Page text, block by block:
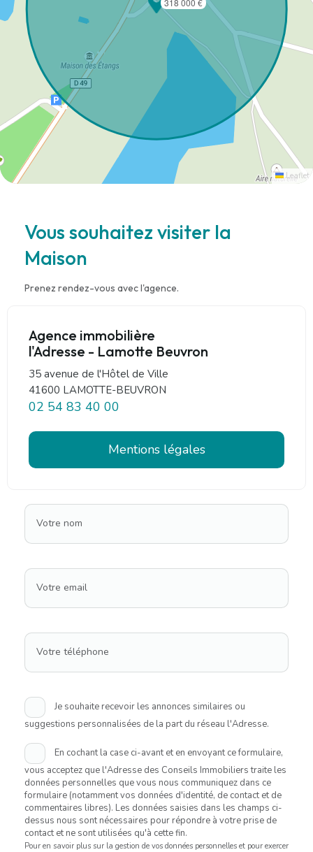
Leaflet
Vous souhaitez visiter la
Maison
Prenez rendez-vous avec l'agence.
Agence immobilière
l'Adresse - Lamotte Beuvron
35 avenue de l'Hôtel de Ville
41600 LAMOTTE-BEUVRON
02 54 83 40 00
Mentions légales
Votre nom
Votre email
Votre téléphone
Je souhaite recevoir les annonces similaires ou
suggestions personnalisées de la part du réseau l'Adresse.
En cochant la case ci-avant et en envoyant ce formulaire,
vous acceptez que l'Adresse des Conseils Immobiliers traite les
données personnelles que vous nous communiquez dans ce
formulaire (notamment vos données d'identité, de contact et de
commentaires libres). Les données saisies dans les champs ci-
dessus nous sont nécessaires pour répondre à votre prise de
contact et ne sont utilisées qu'à cette fin.
Pour en savoir plus sur la gestion de vos données personnelles et pour exercer